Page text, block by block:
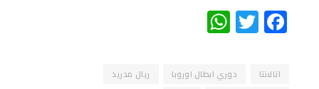
Facebook
Twitter
WhatsApp
اتالانتا دوري ابطال اوروبا
ريال مدريد